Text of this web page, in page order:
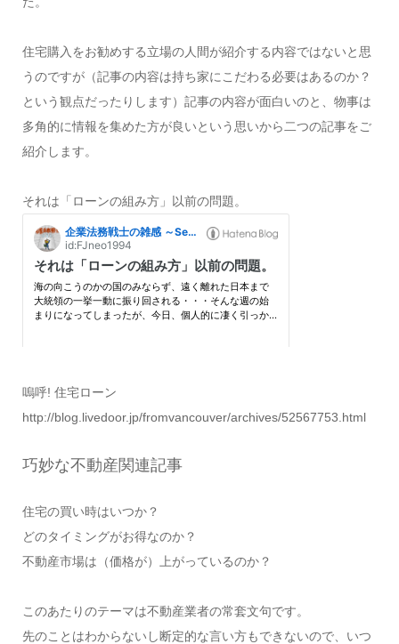
住宅購入をお勧めする立場の人間が紹介する内容ではないと思
うのですが（記事の内容は持ち家にこだわる必要はあるのか？
という観点だったりします）記事の内容が面白いのと、物事は
多角的に情報を集めた方が良いという思いから二つの記事をご
紹介します。
それは「ローンの組み方」以前の問題。
嗚呼! 住宅ローン
http://blog.livedoor.jp/fromvancouver/archives/52567753.html
巧妙な不動産関連記事
住宅の買い時はいつか？
どのタイミングがお得なのか？
不動産市場は（価格が）上がっているのか？
このあたりのテーマは不動産業者の常套文句です。
先のことはわからないし断定的な言い方もできないので、いつ